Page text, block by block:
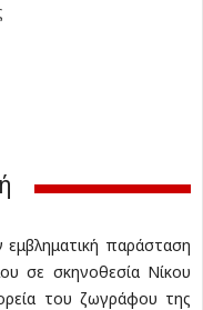
παράσταση
σε σκηνοθεσία Νίκου
του ζωγράφου της